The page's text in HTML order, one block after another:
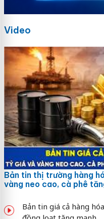
Video
Bản tin thị trường hàng
vàng neo cao, cà phê
Bản tin giá cả hàng